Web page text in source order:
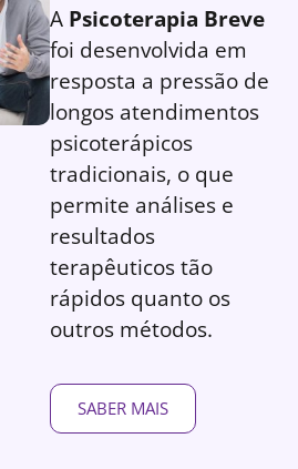
A Psicoterapia Breve
foi desenvolvida em
resposta a pressão de
longos atendimentos
psicoterápicos
tradicionais, o que
permite análises e
resultados
terapêuticos tão
rápidos quanto os
outros métodos.
SABER MAIS